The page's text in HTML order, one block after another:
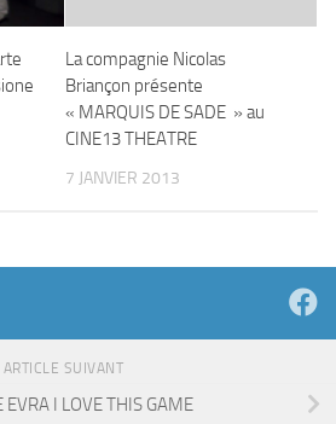
La compagnie Nicolas
Briançon présente
« MARQUIS DE SADE » au
CINE13 THEATRE
7 JANVIER 2013
ARTICLE SUIVANT
EVRA I LOVE THIS GAME